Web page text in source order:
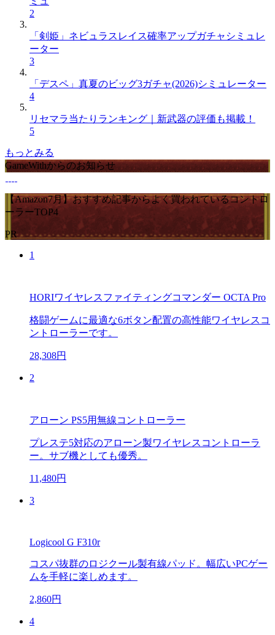
2
「剣姫」ネビュラスレイス確率アップガチャシミュレ
ーター
3
「デスペ」真夏のビッグ3ガチャ(2026)シミュレーター
4
リセマラ当たりランキング｜新武器の評価も掲載！
5
もっとみる
GameWithからのお知らせ
【Amazon7月】おすすめ記事からよく買われているコントロ
ーラーTOP4
PR
1
HORIワイヤレスファイティングコマンダー OCTA Pro
格闘ゲームに最適な6ボタン配置の高性能ワイヤレスコ
ントローラーです。
28,308円
2
アローン PS5用無線コントローラー
プレステ5対応のアローン製ワイヤレスコントローラ
ー。サブ機としても優秀。
11,480円
3
Logicool G F310r
コスパ抜群のロジクール製有線パッド。幅広いPCゲー
ムを手軽に楽しめます。
2,860円
4